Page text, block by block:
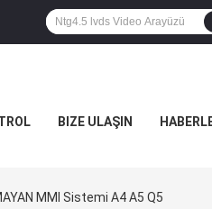
BIZE ULAŞIN
MMI Sistemi A4 A5 Q5